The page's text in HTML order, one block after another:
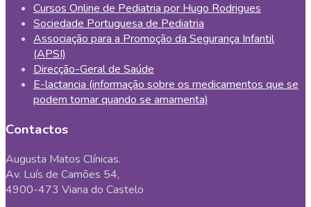
Cursos Online de Pediatria por Hugo Rodrigues
Sociedade Portuguesa de Pediatria
Associação para a Promoção da Segurança Infantil
(APSI)
Direcção-Geral de Saúde
E-lactancia (informação sobre os medicamentos que se
podem tomar quando se amamenta)
Contactos
Augusta Matos Clínicas.
Av. Luís de Camões 54,
4900-473 Viana do Castelo